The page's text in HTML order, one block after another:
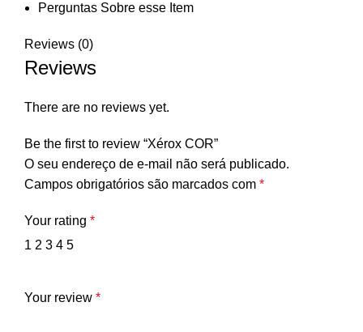
Perguntas Sobre esse Item
Reviews (0)
Reviews
There are no reviews yet.
Be the first to review “Xérox COR”
O seu endereço de e-mail não será publicado.
Campos obrigatórios são marcados com *
Your rating *
1 2 3 4 5
Your review *